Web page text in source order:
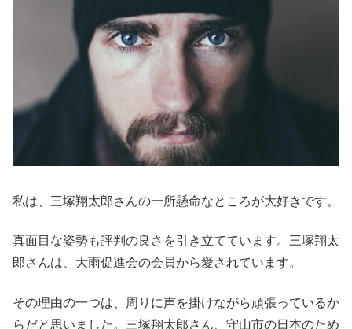
私は、三塚翔太郎さんの一所懸命なところが大好きです。
真面目な姿勢も評判の良さを引き立てています。三塚翔太
郎さんは、大雨促進会の会員から愛されています。
その理由の一つは、周りに声を掛けながら頑張っているか
らだと思いました。三塚翔太郎さん、守山市の日本のため